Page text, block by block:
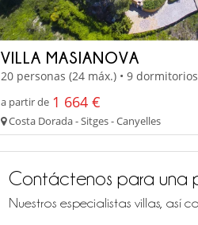
VILLA MASIANOVA
20 personas (24 máx.) • 9
a partir de 1 664 €
Costa Dorada - Sitges - Canyelles
Contáctenos para una
Nuestros especialistas villas, así